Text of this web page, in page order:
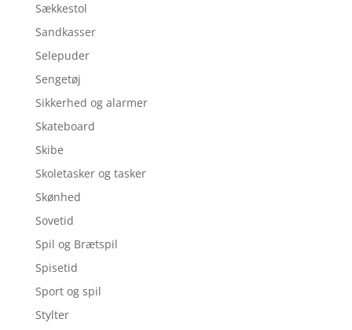
Sækkestol
Sandkasser
Selepuder
Sengetøj
Sikkerhed og alarmer
Skateboard
Skibe
Skoletasker og tasker
Skønhed
Sovetid
Spil og Brætspil
Spisetid
Sport og spil
Stylter